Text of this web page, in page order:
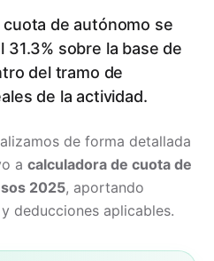
cuota de autónomo se
31.3% sobre la base de
del tramo de
de la actividad.
de forma detallada
a calculadora de cuota de
2025, aportando
deducciones aplicables.